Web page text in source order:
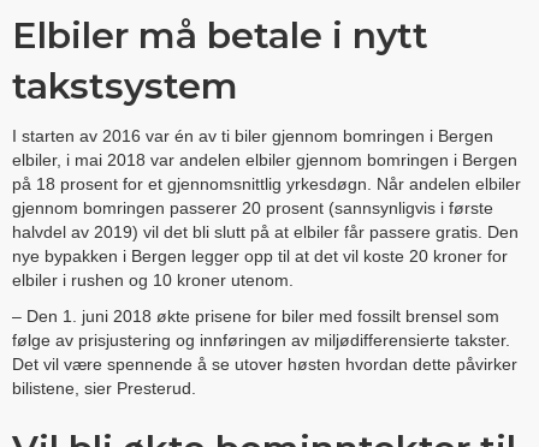
Elbiler må betale i nytt
takstsystem
I starten av 2016 var én av ti biler gjennom bomringen i Bergen
elbiler, i mai 2018 var andelen elbiler gjennom bomringen i Bergen
på 18 prosent for et gjennomsnittlig yrkesdøgn. Når andelen elbiler
gjennom bomringen passerer 20 prosent (sannsynligvis i første
halvdel av 2019) vil det bli slutt på at elbiler får passere gratis. Den
nye bypakken i Bergen legger opp til at det vil koste 20 kroner for
elbiler i rushen og 10 kroner utenom.
– Den 1. juni 2018 økte prisene for biler med fossilt brensel som
følge av prisjustering og innføringen av miljødifferensierte takster.
Det vil være spennende å se utover høsten hvordan dette påvirker
bilistene, sier Presterud.